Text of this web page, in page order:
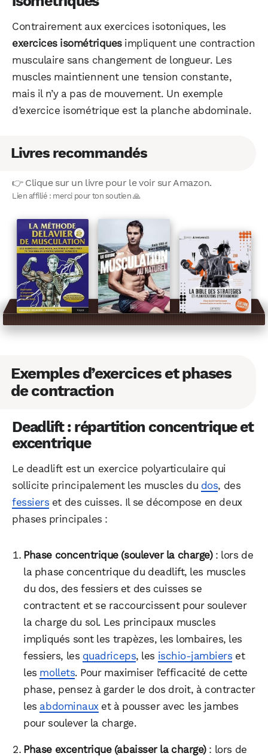
Contrairement aux exercices isotoniques, les
exercices isométriquesimpliquent une contraction
musculaire sans changement de longueur. Les
muscles maintiennent une tension constante,
mais il n’y a pas de mouvement. Un exemple
d’exercice isométrique est la planche abdominale.
Livres recommandés
👉 Clique sur un livre pour le voir sur Amazon.
Lien affilié : merci pour ton soutien 🙏
Exemples d’exercices et phases
de contraction
Deadlift : répartition concentrique et
excentrique
Le deadlift est un exercice polyarticulaire qui
sollicite principalement les muscles du dos, des
fessiers et des cuisses. Il se décompose en deux
phases principales :
Phase concentrique (soulever la charge): lors de
la phase concentrique du deadlift, les muscles
du dos, des fessiers et des cuisses se
contractent et se raccourcissent pour soulever
la charge du sol. Les principaux muscles
impliqués sont les trapèzes, les lombaires, les
fessiers, les quadriceps, les ischio-jambiers et
les mollets. Pour maximiser l’efficacité de cette
phase, pensez à garder le dos droit, à contracter
les abdominauxet à pousser avec les jambes
pour soulever la charge.
Phase excentrique (abaisser la charge): lors de